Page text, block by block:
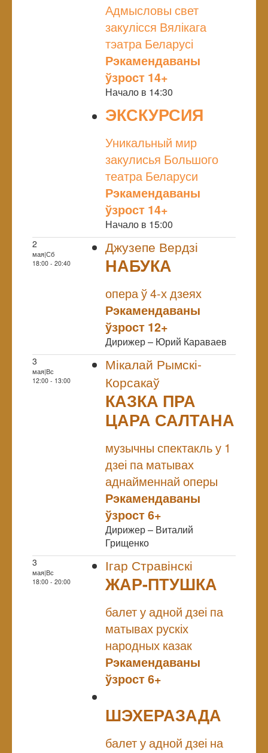
Адмысловы свет
закулісся Вялікага
тэатра Беларусі
Рэкамендаваны
ўзрост 14+
Начало в 14:30
ЭКСКУРСИЯ
Уникальный мир
закулисья Большого
театра Беларуси
Рэкамендаваны
ўзрост 14+
Начало в 15:00
2
мая|Сб
18:00 - 20:40
Джузепе Вердзі
НАБУКА
опера ў 4-х дзеях
Рэкамендаваны
ўзрост 12+
Дирижер – Юрий Караваев
3
мая|Вс
12:00 - 13:00
Мікалай Рымскі-
Корсакаў
КАЗКА ПРА
ЦАРА САЛТАНА
музычны спектакль у 1
дзеі па матывах
аднайменнай оперы
Рэкамендаваны
ўзрост 6+
Дирижер – Виталий
Грищенко
3
мая|Вс
18:00 - 20:00
Ігар Стравінскі
ЖАР-ПТУШКА
балет у адной дзеі па
матывах рускіх
народных казак
Рэкамендаваны
ўзрост 6+
ШЭХЕРАЗАДА
балет у адной дзеі на